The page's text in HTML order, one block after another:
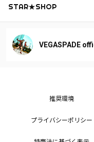
STAR★SHOP
VEGASPADE
推奨環境
プライバシーポリシー